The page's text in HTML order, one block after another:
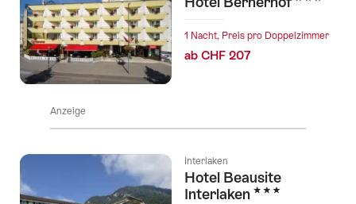
1 Nacht, Preis pro Doppelzimmer
ab CHF 207
Anzeige
Interlaken
Hotel Beausite
Interlaken 3 Sterne